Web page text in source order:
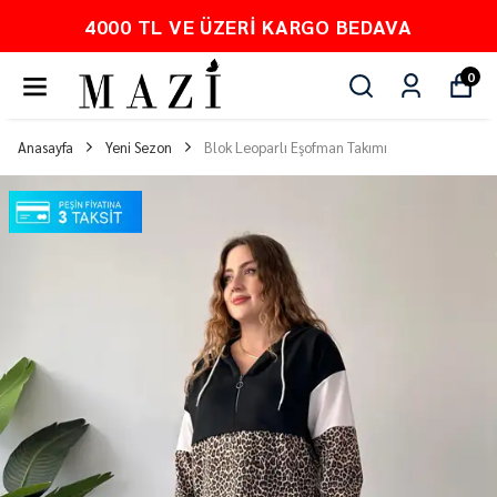
4000 TL VE ÜZERI KARGO BEDAVA
0
Anasayfa Yeni Sezon Blok Leoparlı Eşofman Takımı